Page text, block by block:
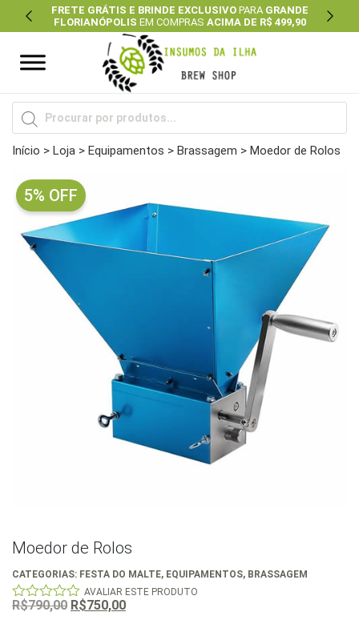
FRETE GRÁTIS E BRINDE EXCLUSIVOPARA GRANDE
FLORIANÓPOLIS EM COMPRAS ACIMA DE R$ 499,90
Previous Next
Pesquisar
produtos
Início > Loja > Equipamentos > Brassagem > Moedor de Rolos
5% OFF
Moedor de Rolos
CATEGORIAS: FESTA DO MALTE, EQUIPAMENTOS, BRASSAGEM
0
AVALIAR ESTE PRODUTO
R$790,00 O
R$750,00O